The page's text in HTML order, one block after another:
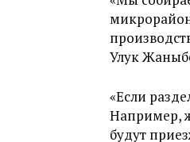
Улук
«Если
Например,
будут